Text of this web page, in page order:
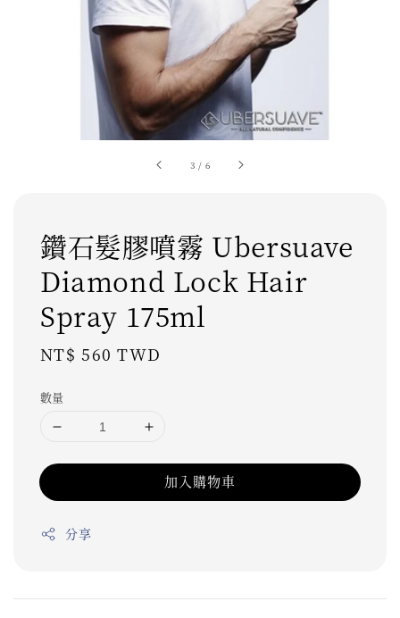
3 / 6
鑽石髮膠噴霧 Ubersuave
Diamond Lock Hair
Spray 175ml
Regular
NT$ 560 TWD
數量
加入購物車
分享